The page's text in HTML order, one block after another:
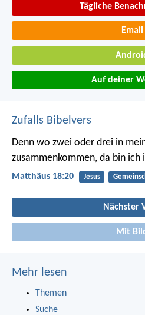
Tägliche
Email
Auf deiner
Zufalls Bibelvers
Denn wo zwei oder drei in
zusammenkommen, da bin
Matthäus 18:20 Jesus
Nächster
Mit
Mehr lesen
Themen
Suche